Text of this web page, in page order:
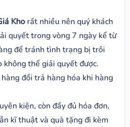
Kho rất nhiều nên quý khách
quyết trong vòng 7 ngày kể từ
để tránh tình trạng bị trôi
không thể giải quyết được.
đổi trả hàng hóa khi hàng
kiện, còn đầy đủ hóa đơn,
kĩ thuật và quà tặng đi kèm